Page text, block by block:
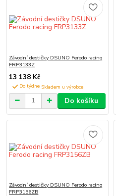
Závodní destičky DSUNO Ferodo racing
FRP3133Z
13 138 Kč
Do týdne
Do košíku
Závodní destičky DSUNO Ferodo racing
FRP3156ZB